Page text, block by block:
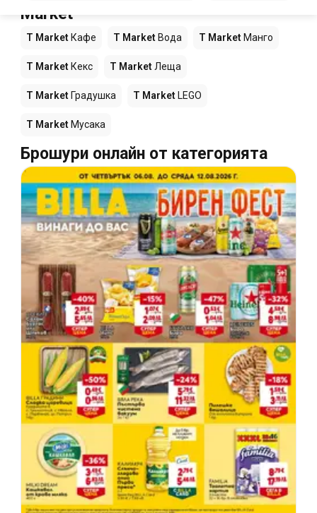
Market
T Market Кафе T Market Вода T Market Манго
T Market Кекс T Market Леща
T Market Градушка T Market LEGO
T Market Мусака
Брошури онлайн от категорията